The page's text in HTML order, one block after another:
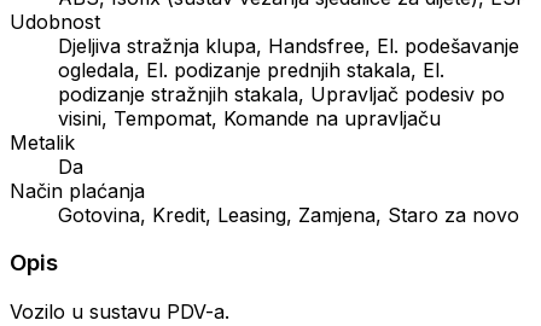
Udobnost
Djeljiva stražnja klupa, Handsfree, El. podešavanje
ogledala, El. podizanje prednjih stakala, El.
podizanje stražnjih stakala, Upravljač podesiv po
visini, Tempomat, Komande na upravljaču
Metalik
Da
Način plaćanja
Gotovina, Kredit, Leasing, Zamjena, Staro za novo
Opis
Vozilo u sustavu PDV-a.